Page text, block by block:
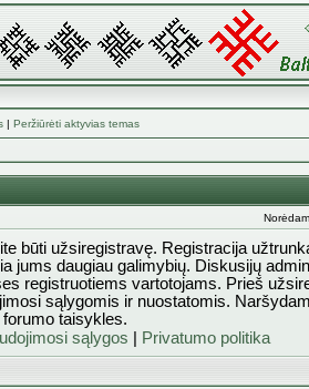
| Peržiūrėti aktyvias temas
būti užsiregistravę. Registracija
jums daugiau galimybių. Diskusijų
registruotiems vartotojams. Prieš
sąlygomis ir nuostatomis.
taisykles.
sąlygos
Privatumo politika